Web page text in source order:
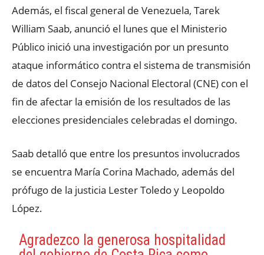
Además, el fiscal general de Venezuela, Tarek
William Saab, anunció el lunes que el Ministerio
Público inició una investigación por un presunto
ataque informático contra el sistema de transmisión
de datos del Consejo Nacional Electoral (CNE) con el
fin de afectar la emisión de los resultados de las
elecciones presidenciales celebradas el domingo.
Saab detalló que entre los presuntos involucrados
se encuentra María Corina Machado, además del
prófugo de la justicia Lester Toledo y Leopoldo
López.
Agradezco la generosa hospitalidad